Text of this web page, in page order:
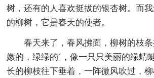
树，还有的人喜欢挺拔的银杏树。而
的柳树，它是春天的使者。
春天来了，春风拂面，柳树的枝
嫩的，绿绿的`，像一只只美丽的绿蜻
长的柳枝往下垂着，一阵微风吹过，